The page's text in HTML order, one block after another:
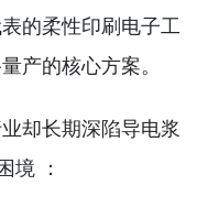
的柔性印刷电子工
产的核心方案。
却长期深陷导电浆
境 ：